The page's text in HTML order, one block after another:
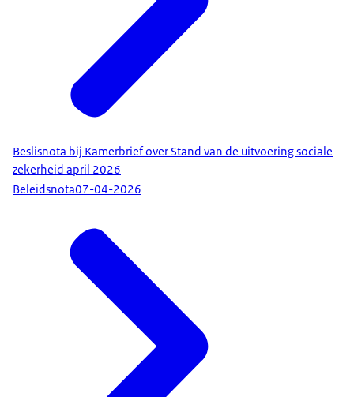
Beslisnota bij Kamerbrief over Stand van de uitvoering sociale
zekerheid april 2026
Beleidsnota07-04-2026